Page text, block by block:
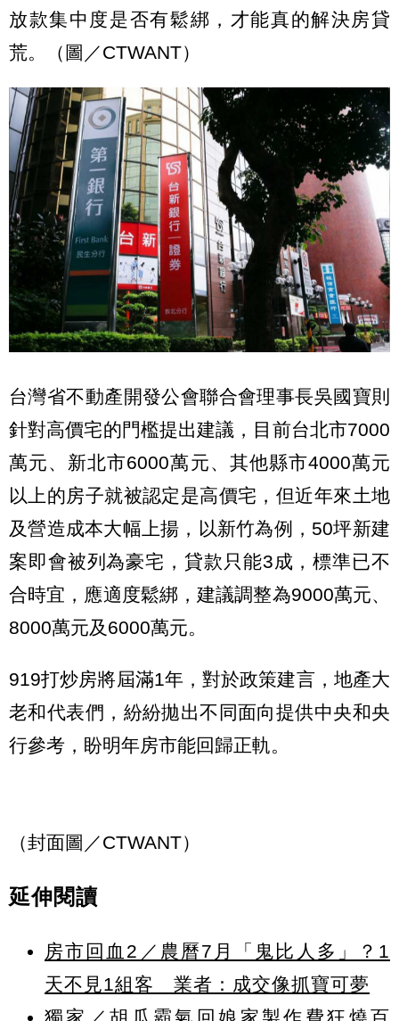
放款集中度是否有鬆綁，才能真的解決房貸
荒。（圖／CTWANT）
台灣省不動產開發公會聯合會理事長吳國寶則
針對高價宅的門檻提出建議，目前台北市7000
萬元、新北市6000萬元、其他縣市4000萬元
以上的房子就被認定是高價宅，但近年來土地
及營造成本大幅上揚，以新竹為例，50坪新建
案即會被列為豪宅，貸款只能3成，標準已不
合時宜，應適度鬆綁，建議調整為9000萬元、
8000萬元及6000萬元。
919打炒房將屆滿1年，對於政策建言，地產大
老和代表們，紛紛拋出不同面向提供中央和央
行參考，盼明年房市能回歸正軌。
（封面圖／CTWANT）
延伸閱讀
房市回血2／農曆7月「鬼比人多」？1
天不見1組客 業者：成交像抓寶可夢
獨家／胡瓜霸氣回娘家製作費狂燒百